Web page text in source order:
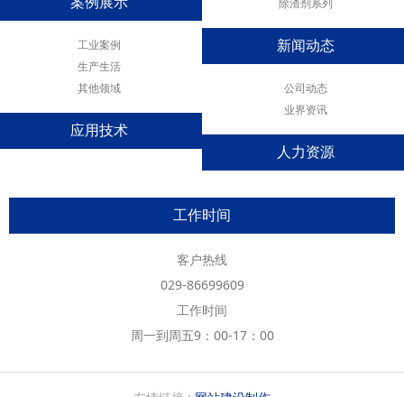
除渣剂系列
工业案例
生产生活
其他领域
新闻动态
公司动态
业界资讯
应用技术
人力资源
工作时间
客户热线
029-86699609
工作时间
周一到周五9：00-17：00